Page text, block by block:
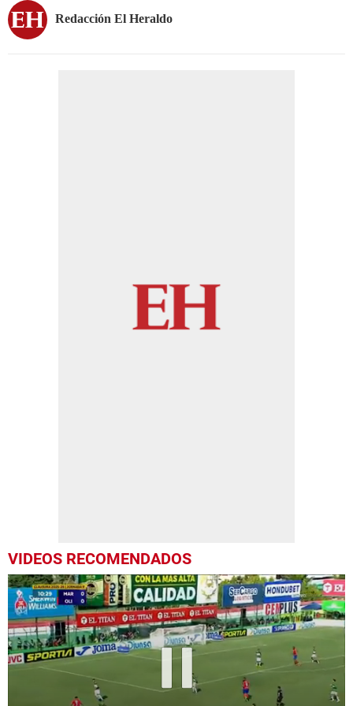
Redacción El Heraldo
VIDEOS RECOMENDADOS